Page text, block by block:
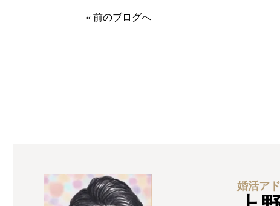
« 前のブログへ
婚活ア